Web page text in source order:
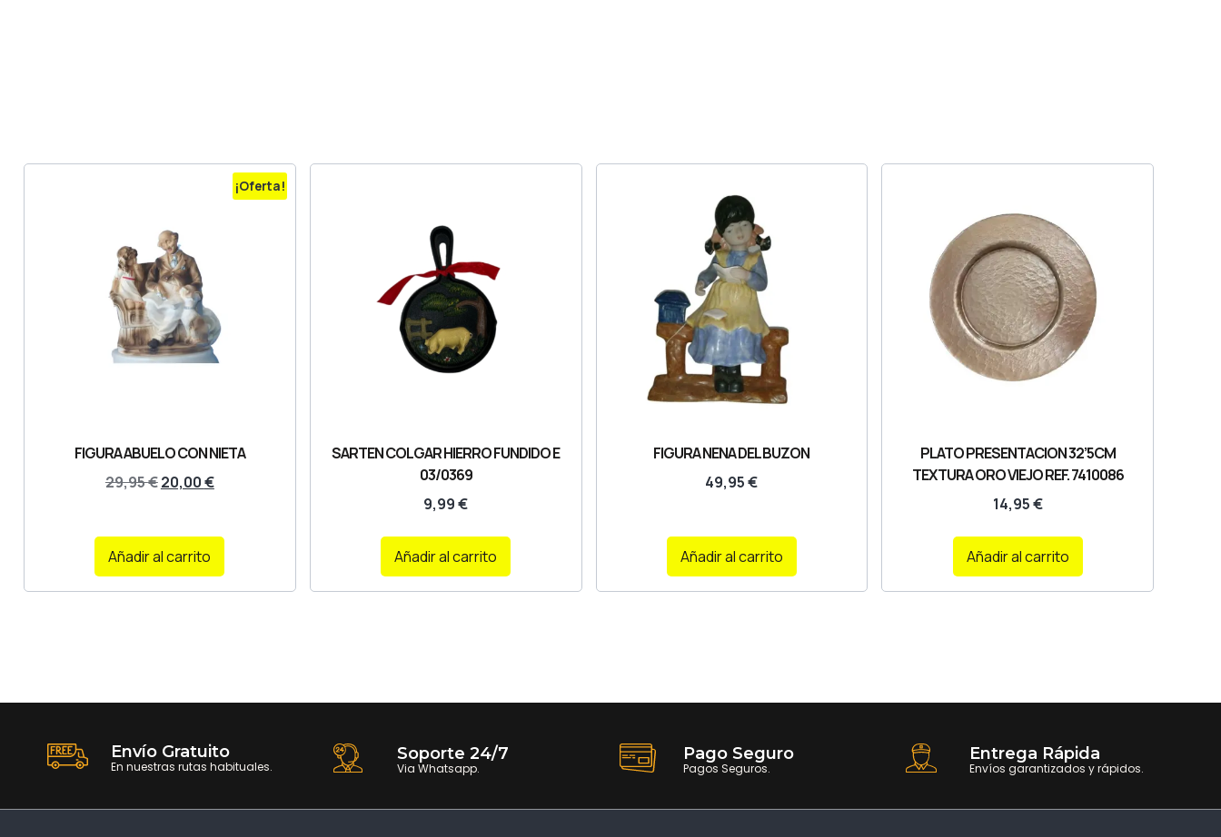
¡Oferta!
FIGURA ABUELO CON NIETA
29,95€20,00€
Añadir al carrito
SARTEN COLGAR HIERRO FUNDIDO E
03/0369
9,99€
Añadir al carrito
FIGURA NENA DEL BUZON
49,95€
Añadir al carrito
PLATO PRESENTACION 32’5CM
TEXTURA ORO VIEJO REF. 7410086
14,95€
Añadir al carrito
Envío Gratuito
En nuestras rutas habituales.
Soporte 24/7
Via Whatsapp.
Pago Seguro
Pagos Seguros.
Entrega Rápida
Envíos garantizados y rápidos.